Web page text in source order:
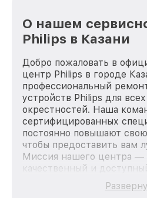
О нашем
Philips в Казани
Добро пожаловать в
центр Philips в городе
профессиональный
устройств Philips для
окрестностей. Наша
сертифицированных
постоянно повышают
чтобы предоставить вам
Миссия нашего центра —
качественный и
каждого пользователя
зависимости от